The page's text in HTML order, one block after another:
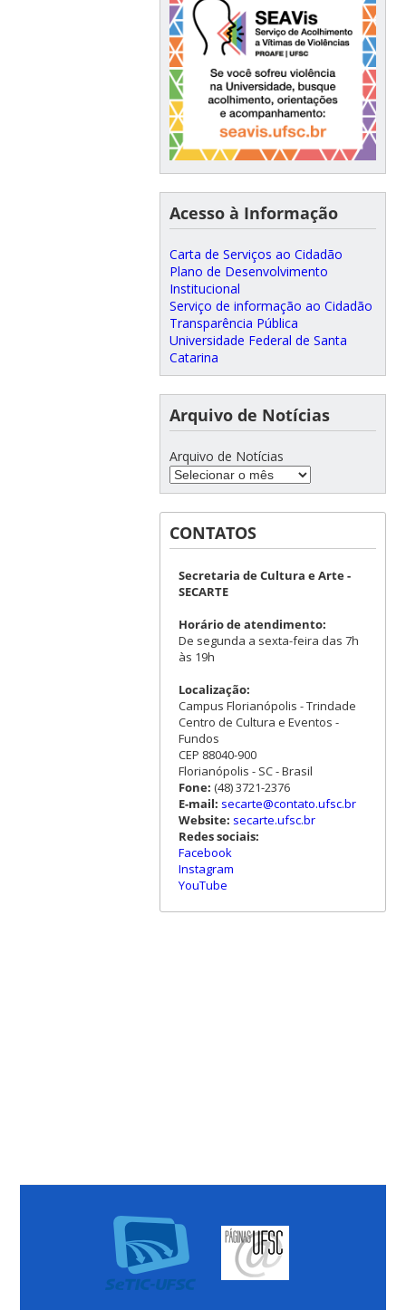
Acesso à Informação
Carta de Serviços ao Cidadão
Plano de Desenvolvimento
Institucional
Serviço de informação ao Cidadão
Transparência Pública
Universidade Federal de Santa
Catarina
Arquivo de Notícias
Arquivo de Notícias
CONTATOS
Secretaria de Cultura e Arte -
SECARTE
Horário de atendimento:
De segunda a sexta-feira das 7h
às 19h
Localização:
Campus Florianópolis - Trindade
Centro de Cultura e Eventos -
Fundos
CEP 88040-900
Florianópolis - SC - Brasil
Fone: (48) 3721-2376
E-mail: secarte@contato.ufsc.br
Website: secarte.ufsc.br
Redes sociais:
Facebook
Instagram
YouTube